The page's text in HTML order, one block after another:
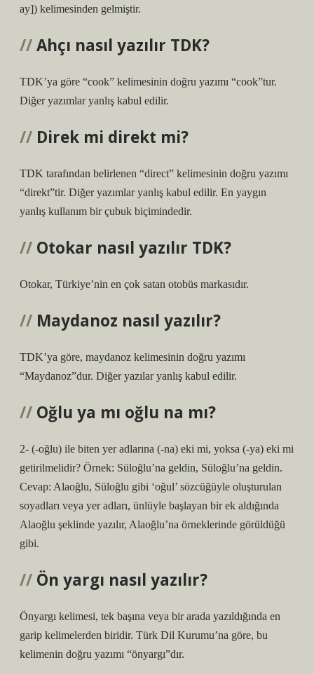
ay]) kelimesinden gelmiştir.
Ahçı nasıl yazılır TDK?
TDK’ya göre “cook” kelimesinin doğru yazımı “cook”tur.
Diğer yazımlar yanlış kabul edilir.
Direk mi direkt mi?
TDK tarafından belirlenen “direct” kelimesinin doğru yazımı
“direkt”tir. Diğer yazımlar yanlış kabul edilir. En yaygın
yanlış kullanım bir çubuk biçimindedir.
Otokar nasıl yazılır TDK?
Otokar, Türkiye’nin en çok satan otobüs markasıdır.
Maydanoz nasıl yazılır?
TDK’ya göre, maydanoz kelimesinin doğru yazımı
“Maydanoz”dur. Diğer yazılar yanlış kabul edilir.
Oğlu ya mı oğlu na mı?
2- (-oğlu) ile biten yer adlarına (-na) eki mi, yoksa (-ya) eki mi
getirilmelidir? Örnek: Süloğlu’na geldin, Süloğlu’na geldin.
Cevap: Alaoğlu, Süloğlu gibi ‘oğul’ sözcüğüyle oluşturulan
soyadları veya yer adları, ünlüyle başlayan bir ek aldığında
Alaoğlu şeklinde yazılır, Alaoğlu’na örneklerinde görüldüğü
gibi.
Ön yargı nasıl yazılır?
Önyargı kelimesi, tek başına veya bir arada yazıldığında en
garip kelimelerden biridir. Türk Dil Kurumu’na göre, bu
kelimenin doğru yazımı “önyargı”dır.